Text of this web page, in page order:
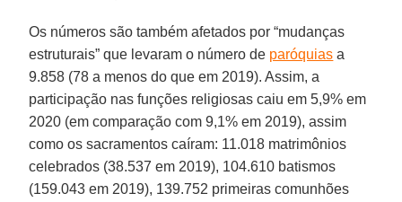
Os números são também afetados por “mudanças
estruturais” que levaram o número de paróquias a
9.858 (78 a menos do que em 2019). Assim, a
participação nas funções religiosas caiu em 5,9% em
2020 (em comparação com 9,1% em 2019), assim
como os sacramentos caíram: 11.018 matrimônios
celebrados (38.537 em 2019), 104.610 batismos
(159.043 em 2019), 139.752 primeiras comunhões